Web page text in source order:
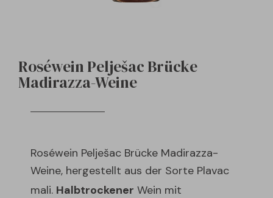
Roséwein Pelješac Brücke
Madirazza-Weine
Roséwein Pelješac Brücke Madirazza-
Weine, hergestellt aus der Sorte Plavac
mali. Halbtrockener Wein mit